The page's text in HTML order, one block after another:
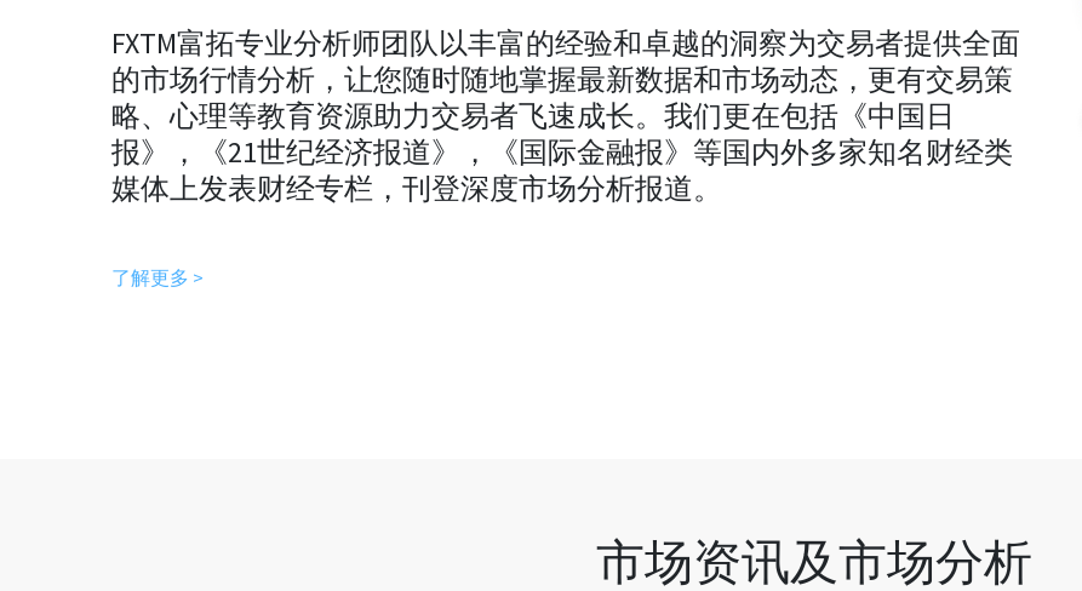
FXTM富拓专业分析师团队以丰富的经验和卓越的洞察为交易者提供全面
的市场行情分析，让您随时随地掌握最新数据和市场动态，更有交易策
略、心理等教育资源助力交易者飞速成长。我们更在包括《中国日
报》，《21世纪经济报道》，《国际金融报》等国内外多家知名财经类
媒体上发表财经专栏，刊登深度市场分析报道。
了解更多 >
市场资讯及市场分析